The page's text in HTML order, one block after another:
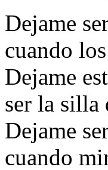
Dejame
cuando
Dejame
ser la silla
Dejame
cuando